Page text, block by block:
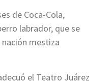
de Coca-Cola,
labrador, que se
mestiza
el Teatro Juárez